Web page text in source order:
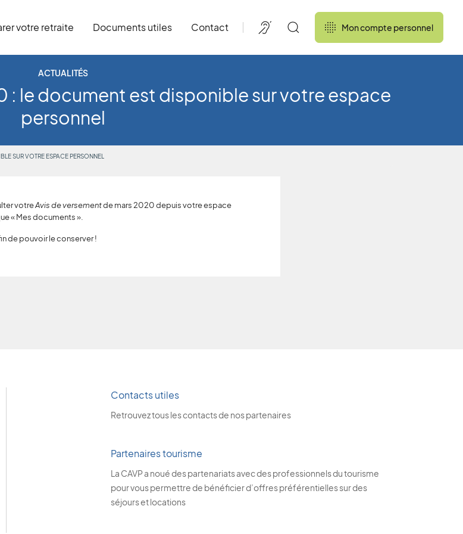
votre retraite Documents utiles Contact Mon compte personnel
ACTUALITÉS
: le document est disponible sur votre espace
personnel
SUR VOTRE ESPACE PERSONNEL
votreAvis de versementde mars 2020 depuis votre espace
« Mes documents ».
de pouvoir le conserver !
Contacts utiles
Retrouvez tous les contacts de nos partenaires
Partenaires tourisme
La CAVP a noué des partenariats avec des professionnels du tourisme
pour vous permettre de bénéficier d’offres préférentielles sur des
séjours et locations